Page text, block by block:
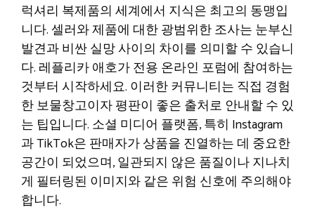
럭셔리 복제품의 세계에서 지식은 최고의 동맹입
니다. 셀러와 제품에 대한 광범위한 조사는 눈부신
발견과 비싼 실망 사이의 차이를 의미할 수 있습니
다. 레플리카 애호가 전용 온라인 포럼에 참여하는
것부터 시작하세요. 이러한 커뮤니티는 직접 경험
한 보물창고이자 평판이 좋은 출처로 안내할 수 있
는 팁입니다. 소셜 미디어 플랫폼, 특히 Instagram
과 TikTok은 판매자가 상품을 진열하는 데 중요한
공간이 되었으며, 일관되지 않은 품질이나 지나치
게 필터링된 이미지와 같은 위험 신호에 주의해야
합니다.